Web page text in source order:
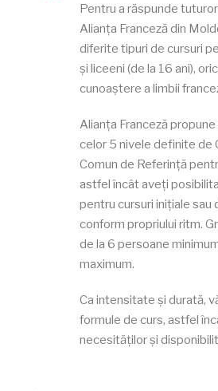
Pentru a răspunde
Alianța Franceză din
diferite tipuri de cursuri
și liceeni (de la 16 ani),
cunoaștere a limbii
Alianța Franceză
celor 5 nivele definite de
Comun de Referință
astfel încât aveți
pentru cursuri inițiale sau
conform propriului ritm.
de la 6 persoane
maximum.
Ca intensitate și durată,
formule de curs, astfel
necesităților și